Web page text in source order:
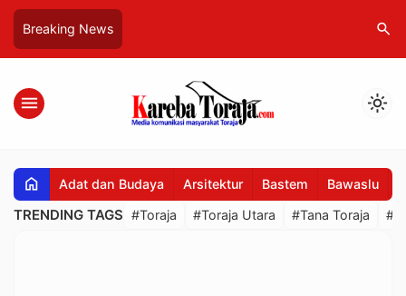
Breaking News search
menu light_mode
home Adat dan Budaya Arsitektur Bastem Bawaslu
TRENDING TAGS #Toraja #Toraja Utara #Tana Toraja